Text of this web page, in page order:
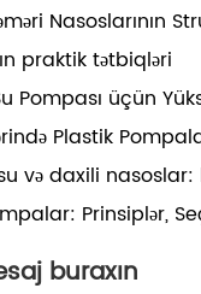
Nasoslarının
praktik tətbiqləri
Pompası üçün
Nasosların İstifadəsi
Plastik
və
və daxili nasoslar:
Prinsiplər,
buraxın